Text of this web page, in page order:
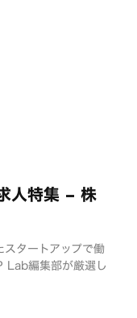
人特集 – 株
タートアップで働
Lab編集部が厳選し